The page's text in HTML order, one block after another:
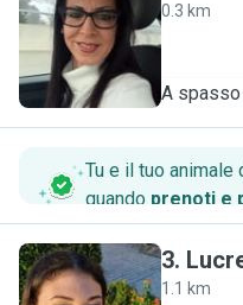
G
0.3 km
A spasso
Tu e il tuo
quando prenoti e
3.
1.1 km